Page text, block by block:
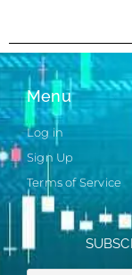
Menu
Log in
Sign Up
Terms of Service